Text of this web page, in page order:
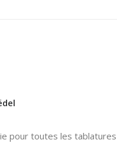
pour toutes les